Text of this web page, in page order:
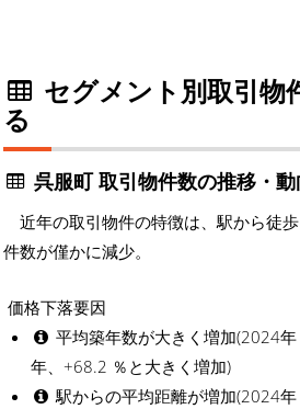
セグメント別取引物
る
呉服町 取引物件数の推移・
近年の取引物件の特徴は、駅から徒
件数が僅かに減少。
価格下落要因
平均築年数が大きく増加(2024
年、+68.2 ％と大きく増加)
駅からの平均距離が増加(2024